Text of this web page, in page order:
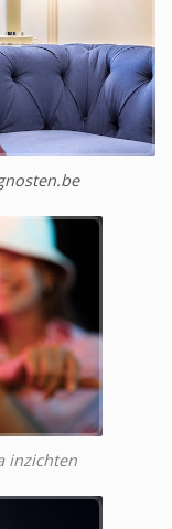
inzichten